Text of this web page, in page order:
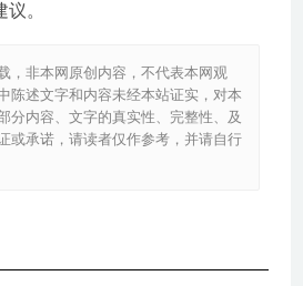
。
，非本网原创内容，不代表本网观
陈述文字和内容未经本站证实，对本
分内容、文字的真实性、完整性、及
或承诺，请读者仅作参考，并请自行